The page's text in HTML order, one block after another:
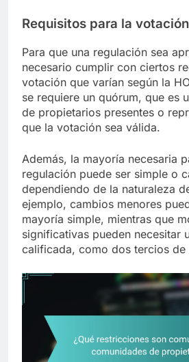
Requisitos para la votación
Para que una regulación sea
necesario cumplir con ciertos
votación que varían según la
se requiere un quórum, que es
de propietarios presentes o
que la votación sea válida.
Además, la mayoría necesaria
regulación puede ser simple o
dependiendo de la naturaleza
ejemplo, cambios menores
mayoría simple, mientras que
significativas pueden necesitar
calificada, como dos tercios de